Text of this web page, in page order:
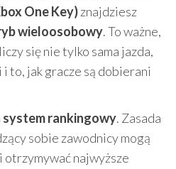
One Key)znajdziesz
wieloosobowy. To ważne,
się nie tylko sama jazda,
to, jak gracze są dobierani
system rankingowy. Zasada
sobie zawodnicy mogą
otrzymywać najwyższe